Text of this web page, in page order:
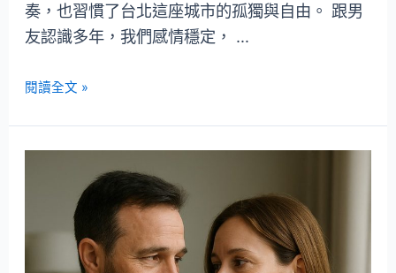
奏，也習慣了台北這座城市的孤獨與自由。 跟男
友認識多年，我們感情穩定， …
閱讀全文 »